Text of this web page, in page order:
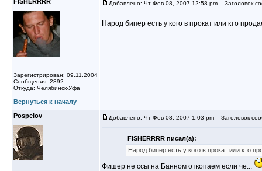
Зарегистрирован: 09.11.2004
Сообщения: 2892
Откуда: Челябинск-Уфа
Добавлено: Чт Фев 08, 2007 12:58 pm Заголовок
Народ бипер есть у кого в прокат или кто
Вернуться к началу
Pospelov
Добавлено: Чт Фев 08, 2007 1:03 pm Заголовок
FISHERRRR писал(а):
Народ бипер есть у кого в прокат или кто
Фишер не ссы на Банном откопаем если че...